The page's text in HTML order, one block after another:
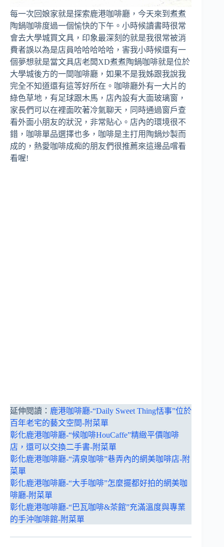
每一次回娘家就是探索鹿港咖啡廳，今天來到煮煮
陶鍋咖啡度過一個愉快的下午。小時候讀書時很常
會去大學城買文具，印象最深刻的就是我很常被消
費者誤以為是店員哈哈哈哈哈，害我小時候還有一
個夢想就是當文具店老闆XD煮煮陶鍋咖啡就是位於
大學城後方的一間咖啡廳，如果不是我姊跟我說我
完全不知道還有這等好所在。咖啡廳外有一大片的
綠色草地，有足球跟木馬，店內設有大面玻璃窗，
家長們可以在裡面吹著冷氣聊天，同時通過窗戶查
看外面小朋友的狀況，非常貼心。店內的環境很不
錯，咖啡單品選擇也多，咖啡是主打用陶鍋炒製而
成的，熱愛咖啡成痴的朋友們很推薦來這邊品嚐看
看喔!
延伸閱讀： 鹿港咖啡廳-“Daily Sweet Thing恬事”位於
百年老宅的藝文空間-附菜單
彰化鹿港咖啡廳-“候咖啡HouCaffe”精緻平價咖啡
店，還可以交換二手書-附菜單
彰化鹿港咖啡廳-“清泉咖啡”巷弄內的網美咖啡店-附
菜單
彰化鹿港咖啡廳-“大手咖啡”怎麼擺都好拍的網美咖
啡廳-附菜單
彰化鹿港咖啡廳-“巴瓦咖啡&茶館”充滿溫度與專業
的手沖咖啡館-附菜單